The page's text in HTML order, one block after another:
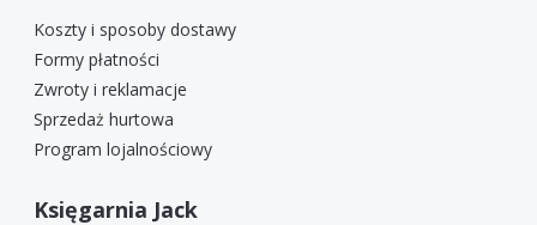
Koszty i sposoby dostawy
Formy płatności
Zwroty i reklamacje
Sprzedaż hurtowa
Program lojalnościowy
Księgarnia Jack